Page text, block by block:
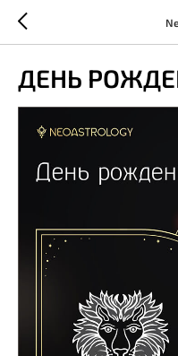
ДЕНЬ